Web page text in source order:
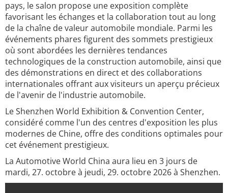
pays, le salon propose une exposition complète
favorisant les échanges et la collaboration tout au long
de la chaîne de valeur automobile mondiale. Parmi les
événements phares figurent des sommets prestigieux
où sont abordées les dernières tendances
technologiques de la construction automobile, ainsi que
des démonstrations en direct et des collaborations
internationales offrant aux visiteurs un aperçu précieux
de l'avenir de l'industrie automobile.
Le Shenzhen World Exhibition & Convention Center,
considéré comme l'un des centres d'exposition les plus
modernes de Chine, offre des conditions optimales pour
cet événement prestigieux.
La Automotive World China aura lieu en 3 jours de
mardi, 27. octobre à jeudi, 29. octobre 2026 à Shenzhen.